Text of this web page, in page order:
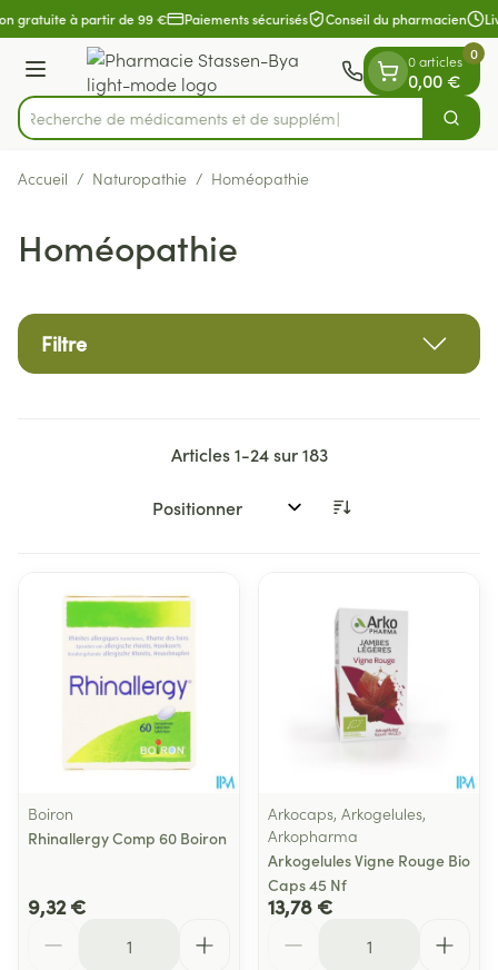
Aller au contenu
1 de 1
gratuite à partir de 99 € Paiements sécurisés Conseil du pharmacien
Menu
Rechercher
Recherche de médica
0 articles
0,00 €
0
Accueil / Naturopathie / Homéopathie
Homéopathie
Filtre
Articles1-24sur183
Trier par:
Boiron
Rhinallergy Comp 60 Boiron
9,32 €
Arkocaps, Arkogelules,
Arkopharma
Arkogelules Vigne Rouge Bio
Caps 45 Nf
13,78 €